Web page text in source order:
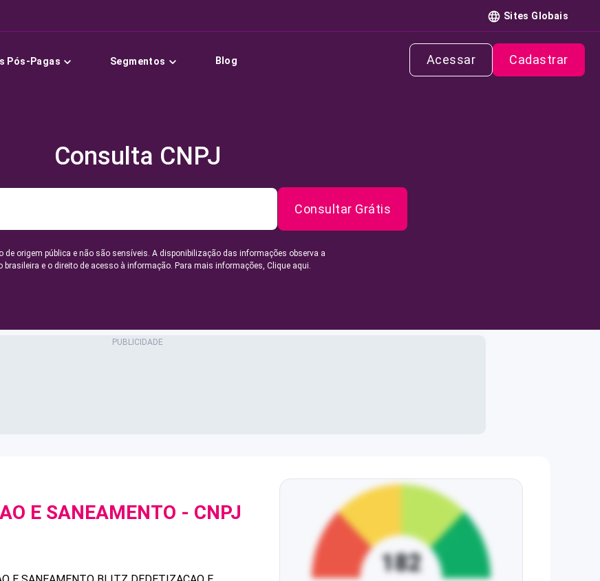
Sites Globais
Pós-Pagas Segmentos Blog Acessar Cadastrar
Consulta CNPJ
Consultar Grátis
de origem pública e não são sensíveis. A disponibilização das informações observa a
brasileira e o direito de acesso à informação. Para mais informações, Clique aqui.
E SANEAMENTO - CNPJ